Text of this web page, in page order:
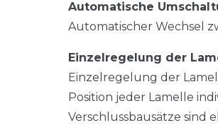
Automatische
Automatischer Wechsel
Einzelregelung der
Einzelregelung der
Position jeder Lamelle
Verschlussbausätze sind